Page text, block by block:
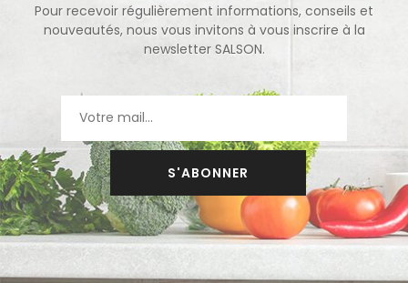
Pour recevoir régulièrement informations, conseils et
nouveautés, nous vous invitons à vous inscrire à la
newsletter SALSON.
S'ABONNER